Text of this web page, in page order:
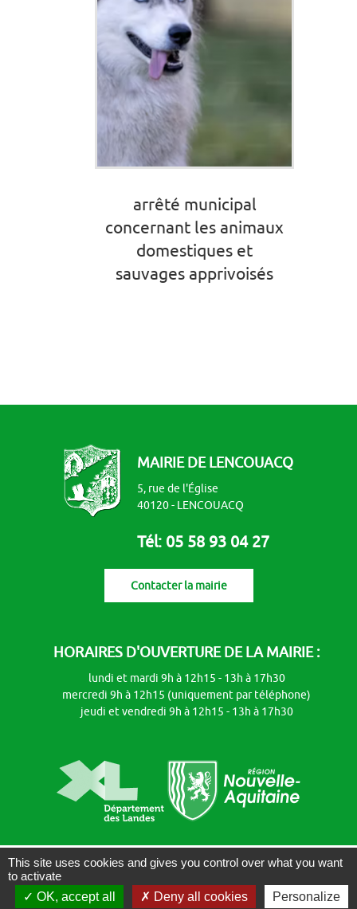
arrêté municipal
concernant les animaux
domestiques et
sauvages apprivoisés
MAIRIE DE LENCOUACQ
5, rue de l'Église
40120 - LENCOUACQ
Tél: 05 58 93 04 27
Contacter la mairie
HORAIRES D'OUVERTURE DE LA MAIRIE :
lundi et mardi 9h à 12h15 - 13h à 17h30
mercredi 9h à 12h15 (uniquement partéléphone)
jeudi et vendredi 9h à 12h15 - 13h à 17h30
Plan du site| Mentions légales Accessibilité : non conforme
des cookies
| Réalisé par WebPublic40
This site uses cookies and gives you control over what you want
to activate
OK, accept all
Deny all cookies Personalize